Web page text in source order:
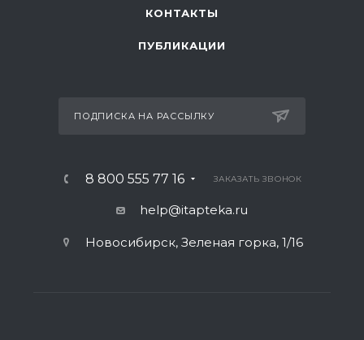
КОНТАКТЫ
ПУБЛИКАЦИИ
ПОДПИСКА НА РАССЫЛКУ
8 800 555 77 16 ЗАКАЗАТЬ ЗВОНОК
help@itapteka.ru
Новосибирск, Зеленая горка, 1/16